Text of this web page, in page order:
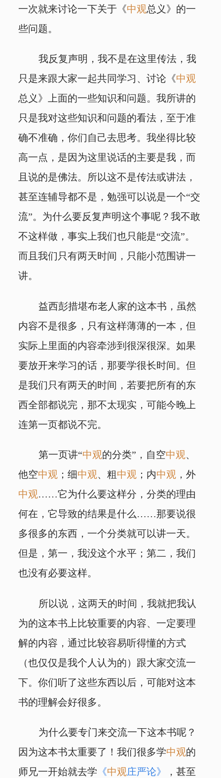
一次就来讨论一下关于《中观总义》的一
些问题。
我反复声明，我不是在这里传法，我
只是来跟大家一起共同学习、讨论《中观
总义》上面的一些知识和问题。我所讲的
只是我对这些知识和问题的看法，至于准
确不准确，你们自己去思考。我坐得比较
高一点，是因为这里说话的主要是我，而
且说的是佛法。所以这不是传法或讲法，
甚至连辅导都不是，勉强可以说是一个“交
流”。为什么要反复声明这个事呢？我不敢
不这样做，事实上我们也只能是“交流”。
而且我们只有两天时间，只能小范围讲一
讲。
益西彭措堪布老人家的这本书，虽然
内容不是很多，只有这样薄薄的一本，但
实际上里面的内容牵涉到很深很深。如果
要放开来学习的话，那要学很长时间。但
是我们只有两天的时间，若要把所有的东
西全部都说完，那不太现实，可能今晚上
连第一页都说不完。
第一页讲“中观的分类”，自空中观、
他空中观 ；细中观、粗中观 ；内中观 ，外
中观……它为什么要这样分，分类的理由
何在，它导致的结果是什么……那要说很
多很多的东西，一个分类就可以讲一天。
但是，第一，我没这个水平；第二，我们
也没有必要这样。
所以说，这两天的时间，我就把我认
为的这本书上比较重要的内容、一定要理
解的内容，通过比较容易听得懂的方式
（也仅仅是我个人认为的）跟大家交流一
下。你们听了这些东西以后，可能对这本
书的理解会好很多。
为什么要专门来交流一下这本书呢？
因为这本书太重要了！我们很多学中观的
师兄一开始就去学 《中观庄严论》
，甚至